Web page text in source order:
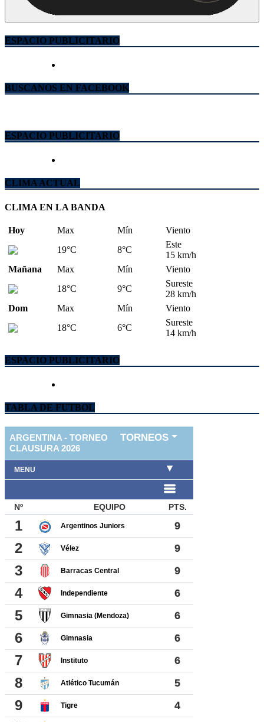
ESPACIO PUBLICITARIO
BUSCANOS EN FACEBOOK
ESPACIO PUBLICITARIO
CLIMA ACTUAL
CLIMA EN LA BANDA
Hoy Max Mín
Viento
19°C
8°C
Este
15 km/h
Mañana
Max Mín
Viento
18°C
9°C
Sureste
28 km/h
Dom
Max Mín
Viento
18°C
6°C
Sureste
14 km/h
ESPACIO PUBLICITARIO
TABLA DE FUTBOL